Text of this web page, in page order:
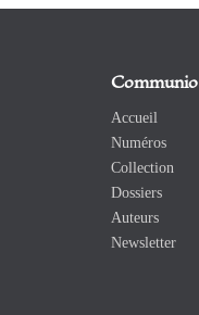
Communio
Accueil
Numéros
Collection
Dossiers
Auteurs
Newsletter